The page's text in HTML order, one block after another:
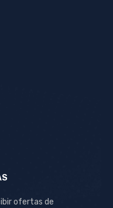
ofertas de